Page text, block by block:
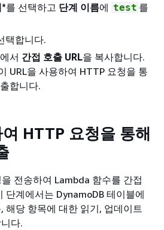
를 선택하고 단계 이름에 test 를
택합니다.
서 간접 호출 URL을 복사합니다.
URL을 사용하여 HTTP 요청을 통
합니다.
HTTP 요청을 통해
전송하여 Lambda 함수를 간접
단계에서는 DynamoDB 테이블에
해당 항목에 대한 읽기, 업데이트
다.